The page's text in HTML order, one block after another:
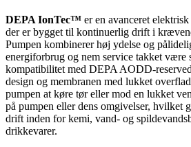
DEPA IonTec™ er en avanceret
der er bygget til kontinuerlig drift i
Pumpen kombinerer høj ydelse og
energiforbrug og nem service takket være
kompatibilitet med DEPA AODD-
design og membranen med lukket
pumpen at køre tør eller mod en lukket
på pumpen eller dens omgivelser, hvilket
drift inden for kemi, vand- og
drikkevarer.